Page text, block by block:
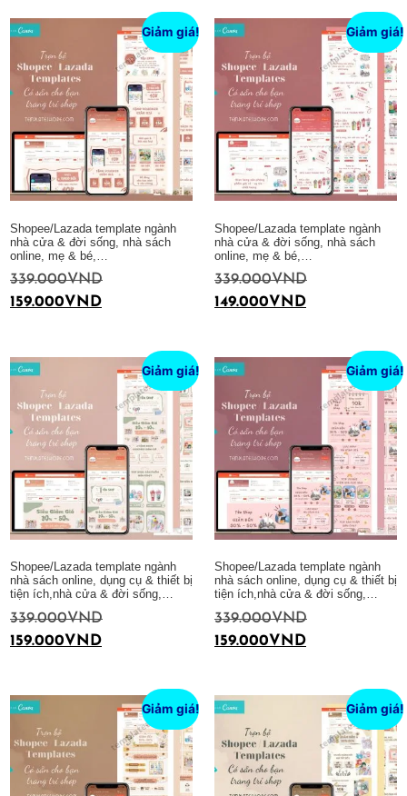
Giảm giá!
Shopee/Lazada template ngành
nhà cửa & đời sống, nhà sách
online, mẹ & bé,…
339.000VND
159.000VND
Giảm giá!
Shopee/Lazada template ngành
nhà cửa & đời sống, nhà sách
online, mẹ & bé,…
339.000VND
149.000VND
Giảm giá!
Shopee/Lazada template ngành
nhà sách online, dụng cụ & thiết bị
tiện ích,nhà cửa & đời sống,…
339.000VND
159.000VND
Giảm giá!
Shopee/Lazada template ngành
nhà sách online, dụng cụ & thiết bị
tiện ích,nhà cửa & đời sống,…
339.000VND
159.000VND
Giảm giá! Giảm giá!